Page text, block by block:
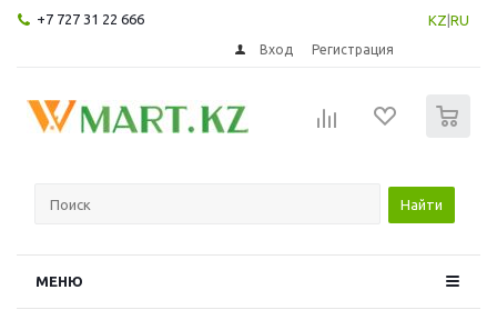
+7 727 31 22 666 KZ RU
Вход Регистрация
Найти
МЕНЮ